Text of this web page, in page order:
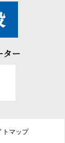
ター
トマップ